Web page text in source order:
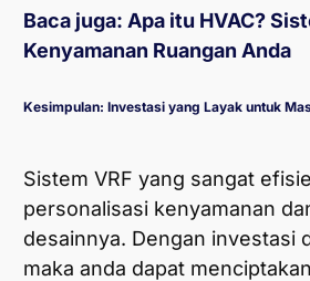
Baca juga: Apa itu HVAC?
Kenyamanan Ruangan Anda
Kesimpulan: Investasi yang Layak untuk
Sistem VRF yang sangat
personalisasi kenyamanan
desainnya. Dengan investasi
maka anda dapat